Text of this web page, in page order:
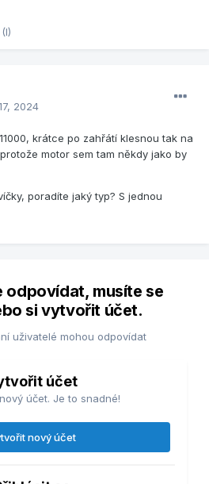
2024
krátce po zahřátí klesnou tak na
motor sem tam někdy jako by
poradíte jaký typ? S jednou
odpovídat, musíte se
si vytvořit účet.
uživatelé mohou odpovídat
účet
účet. Je to snadné!
nový účet